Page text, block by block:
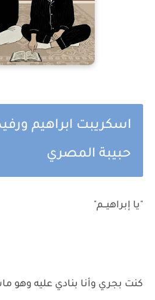
اسكريبت ابراهيم
حبيبة المصري
"يا إبراهيــم"
كنت بجري وأنا بنادي عليه وهو